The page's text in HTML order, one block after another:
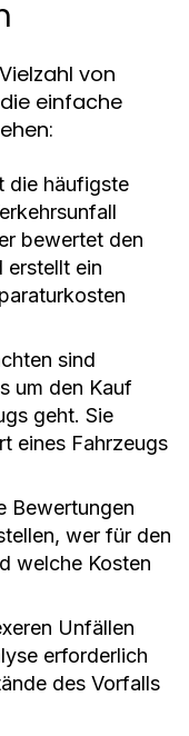
von
einfache
die häufigste
bewertet den
erstellt ein
sind
um den Kauf
geht. Sie
eines Fahrzeugs
Bewertungen
wer für den
welche Kosten
Unfällen
erforderlich
des Vorfalls